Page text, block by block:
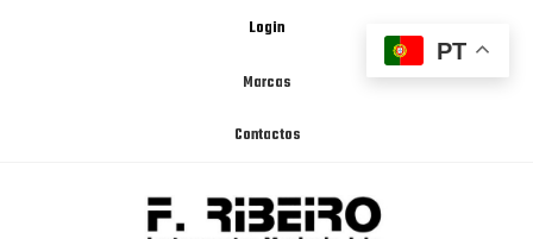
Login
Marcas
Contactos
PT